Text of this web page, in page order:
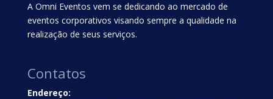
A Omni Eventos vem se dedicando ao mercado de
eventos corporativos visando sempre a qualidade na
realização de seus serviços.
Contatos
Endereço: